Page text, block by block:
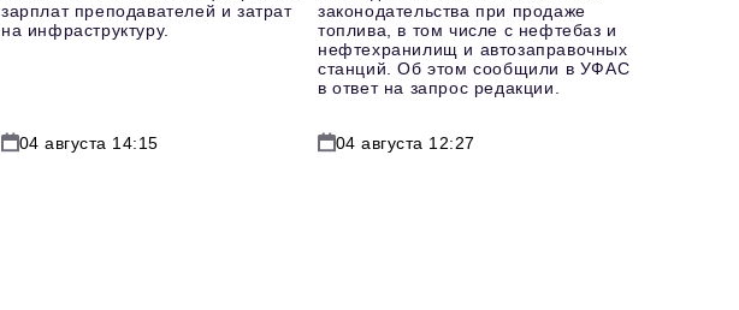
зарплат преподавателей и затрат
на инфраструктуру.
04 августа 14:15
законодательства при продаже
топлива, в том числе с нефтебаз и
нефтехранилищ и автозаправочных
станций. Об этом сообщили в УФАС
в ответ на запрос редакции.
04 августа 12:27